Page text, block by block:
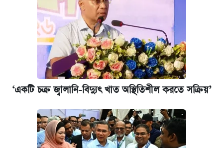
‘একটি চক্র জ্বালানি-বিদ্যুৎ খাত অস্থিতিশীল করতে সক্রিয়’